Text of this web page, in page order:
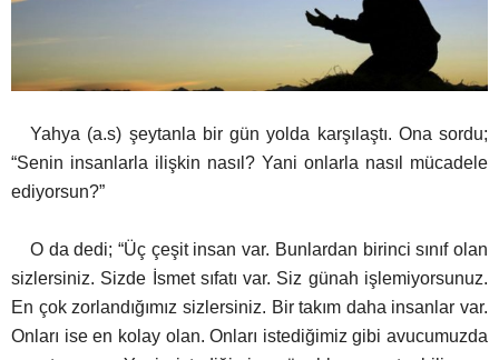
Yahya (a.s) şeytanla bir gün yolda karşılaştı. Ona sordu;
“Senin insanlarla ilişkin nasıl? Yani onlarla nasıl mücadele
ediyorsun?”
O da dedi; “Üç çeşit insan var. Bunlardan birinci sınıf olan
sizlersiniz. Sizde İsmet sıfatı var. Siz günah işlemiyorsunuz.
En çok zorlandığımız sizlersiniz. Bir takım daha insanlar var.
Onları ise en kolay olan. Onları istediğimiz gibi avucumuzda